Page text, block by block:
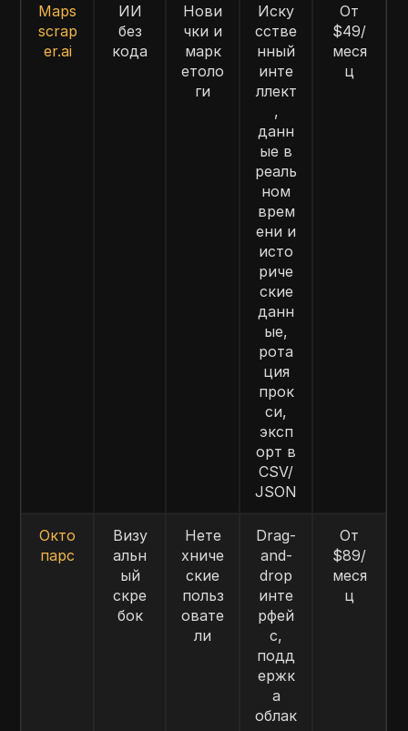
Maps
scrap
er.ai
ИИ
без
кода
Нови
чки и
марк
етоло
ги
Иску
сстве
нный
инте
ллект
,
данн
ые в
реаль
ном
врем
ени и
исто
риче
ские
данн
ые,
рота
ция
прок
си,
эксп
орт в
CSV/
JSON
От
$49/
меся
ц
Окто
парс
Визу
альн
ый
скре
бок
Нете
хниче
ские
польз
овате
ли
Drag-
and-
drop
инте
рфей
с,
подд
ержк
а
облак
От
$89/
меся
ц